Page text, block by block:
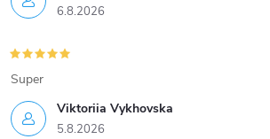
p
i
s
u
6.8.2026
Viktoriia Vykhovska
5.8.2026
Super